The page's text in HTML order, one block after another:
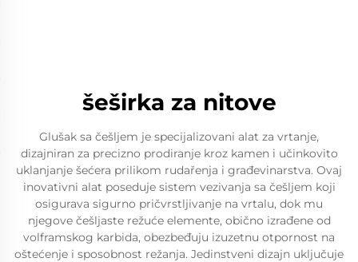
šeširka za nitove
Glušak sa češljem je specijalizovani alat za vrtanje,
dizajniran za precizno prodiranje kroz kamen i učinkovito
uklanjanje šećera prilikom rudařenja i građevinarstva. Ovaj
inovativni alat poseduje sistem vezivanja sa češljem koji
osigurava sigurno pričvrstljivanje na vrtalu, dok mu
njegove češljaste režuće elemente, obično izrađene od
volframskog karbida, obezbeđuju izuzetnu otpornost na
oštećenje i sposobnost režanja. Jedinstveni dizajn uključuje